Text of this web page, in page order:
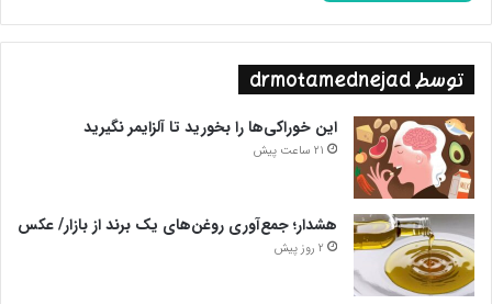
توسط drmotamednejad
این خوراکی‌ها را بخورید تا آلزایمر نگیرید
21 ساعت پیش
هشدار؛ جمع‌آوری روغن‌های یک برند از بازار/ عکس
2 روز پیش